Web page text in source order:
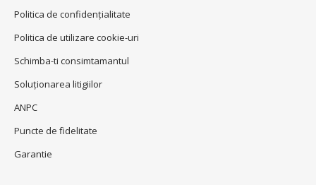
Politica de confidenţialitate
Politica de utilizare cookie-uri
Schimba-ti consimtamantul
Soluționarea litigiilor
ANPC
Puncte de fidelitate
Garantie